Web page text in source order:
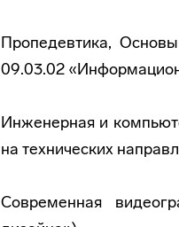
Пропедевтика,
09.03.02
Инженерная и
на технических
Современная